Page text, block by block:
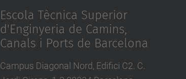
Escola Tècnica Superior
d'Enginyeria de Camins,
Canals i Ports de Barcelona
Campus Diagonal Nord, Edifici C2. C.